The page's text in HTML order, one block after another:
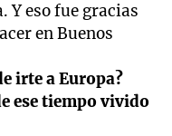
eso fue gracias
en Buenos
irte a Europa?
ese tiempo vivido